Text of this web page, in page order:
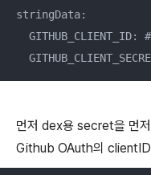
stringData:
GITHUB_CLIENT_ID:
먼저 dex용 secret을 먼
Github OAuth의